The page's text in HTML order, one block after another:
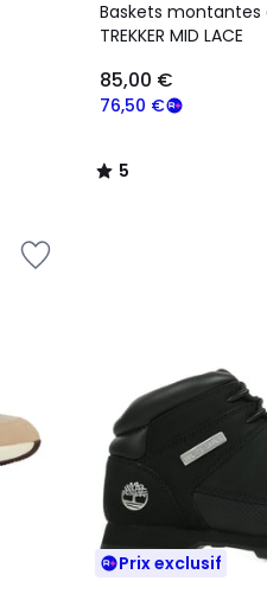
Baskets montantes
TREKKER MID LACE
76,50 €
85,00 €
/
5
5
/
Prix exclusif